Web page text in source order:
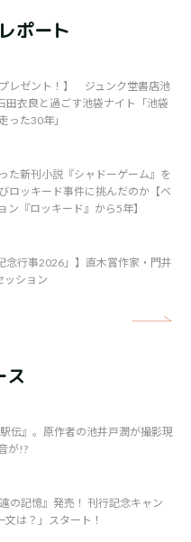
ポート
プレゼント！】 ジュンク堂書店池
衣良と過ごす池袋ナイト「池袋
った30年」
た新刊小説『シャドーゲーム』を
ロッキード事件に挑んだのか【ベ
ン『ロッキード』から5年】
念行事2026」】直木賞作家・門井
ッション
ス
伝』。原作者の池井戸潤が撮影現
が!?
の記憶』発売！ 刊行記念キャン
は？」スタート！